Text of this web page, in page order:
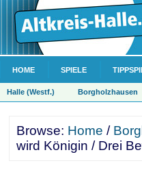
HOME SPIELE
Halle (Westf.) Borgholzhausen
Browse: Home /
wird Königin / Drei